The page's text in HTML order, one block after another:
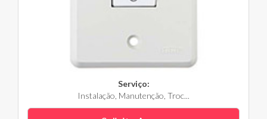
Serviço:
Instalação, Manutenção, Troc...